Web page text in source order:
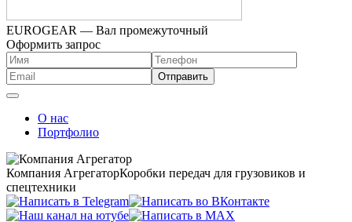
EUROGEAR — Вал промежуточный
Оформить запрос
О нас
Портфолио
Компания АгрегаторКоробки передач для грузовиков и
спецтехники